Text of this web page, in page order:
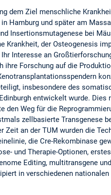
dem Ziel menschliche
Hamburg und später am
Insertionsmutagenese bei
Krankheit, der Osteogenesis
Interesse an
ihre Forschung auf die
insbesondere des
entwickelt wurde.
den Weg für die
zellbasierte Transgenese
Zeit an der TUM wurden die
die Cre-Rekombinase
und Therapie-Optionen,
Editing, multitransgene
in verschiedenen